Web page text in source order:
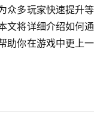
众多玩家快速提升等
文将详细介绍如何通
助你在游戏中更上一